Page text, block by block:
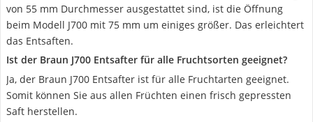
von 55 mm Durchmesser ausgestattet sind, ist die Öffnung
beim Modell J700 mit 75 mm um einiges größer. Das erleichtert
das Entsaften.
Ist der Braun J700 Entsafter für alle Fruchtsorten geeignet?
Ja, der Braun J700 Entsafter ist für alle Fruchtarten geeignet.
Somit können Sie aus allen Früchten einen frisch gepressten
Saft herstellen.